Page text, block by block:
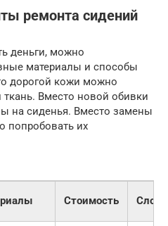
ремонта сидений
деньги, можно
материалы и способы
дорогой кожи можно
Вместо новой обивки
на сиденья. Вместо замены
попробовать их
Стоимость